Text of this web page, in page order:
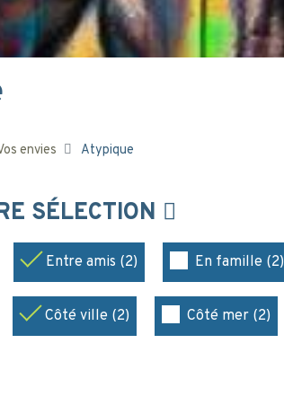
envies Atypique
SÉLECTION
Entre amis (2) En famille (2)
Côté ville (2) Côté mer (2)